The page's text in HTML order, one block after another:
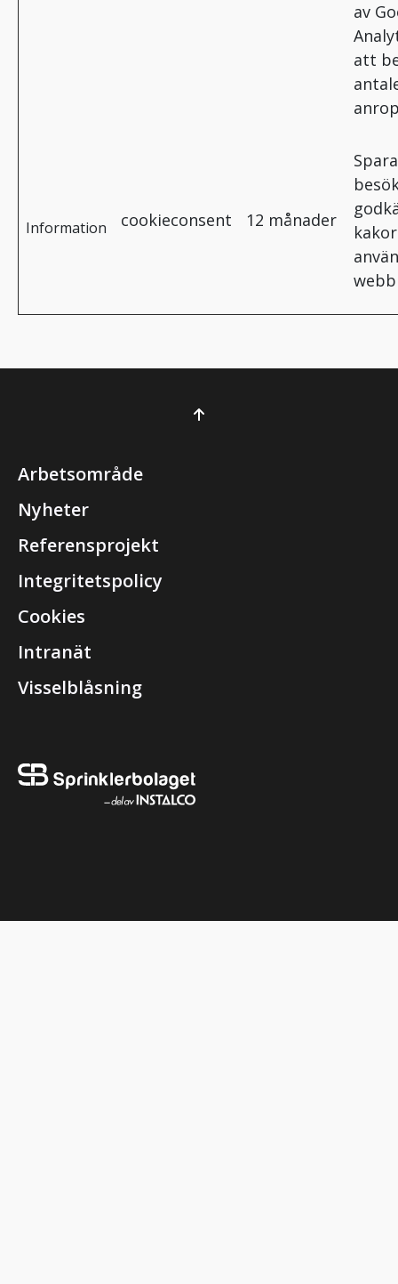
av
att
Information cookieconsent 12 månader
kakor
Arbetsområde
Nyheter
Referensprojekt
Integritetspolicy
Cookies
Intranät
Visselblåsning